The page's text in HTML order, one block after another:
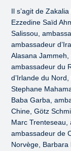
Il s’agit de
Ezzedine Saïd
Salissou,
ambassadeur
Alasana
ambassadeur du
d’Irlande du
Stephane
Baba Garba,
Chine, Götz
Marc Trenteseau,
ambassadeur de
Norvège, Barbara